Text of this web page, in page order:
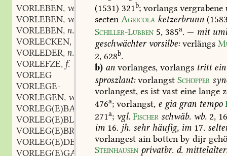
VORLEBEN, verb.
VORLEBEN, verb.
VORLEBEN, n.
VORLECKEN,
VORLEDER, n.
VORLEFZE, f.
VORLEG
VORLEGE-
VORLEGEN, verb.
VORLEG(E)BAUM
m.
VORLEG(E)BLATT
,n.
VORLEG(E)BRETT
n.
VORLEG(E)DEICHSEL,f.
VORLEG(E)GABEL
,f.
(1531) 321b; vorlangs vergrabene
secten Agricola ketzerbrunn
Schiller-Lübben 5, 385a. — mit
geschwächtervorsilbe:verlängs
2, 628b.
b) an vorlanges, vorlangs trittein
sproszlaut:vorlangst Schöpper
vorlangest, es ist vast eine lange
476a; vorlangst, e giagran tempo
271a; vgl. Fischer schwäb. wb. 2,
im 16. jh. sehrhäufig, im 17.
vorlangest ain botten by dijr
Steinhausen privatbr. d.